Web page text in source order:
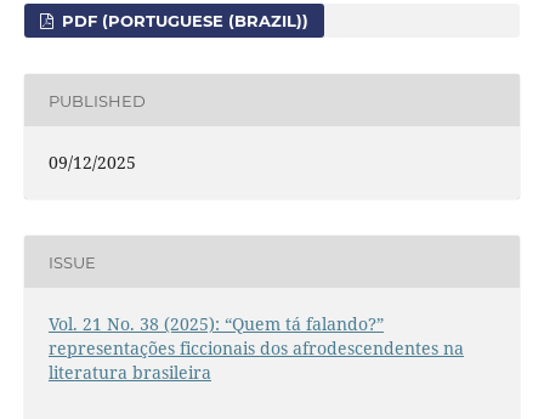
PDF (PORTUGUESE (BRAZIL))
PUBLISHED
09/12/2025
ISSUE
Vol. 21 No. 38 (2025): “Quem tá falando?”
representações ficcionais dos afrodescendentes na
literatura brasileira